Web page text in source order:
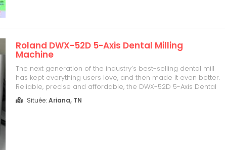
Roland DWX-52D 5-Axis Dental Milling
Machine
The next generation of the industry’s best-selling dental mill
has kept everything users love, and then made it even better.
Reliable, precise and affordable, the DWX-52D 5-Axis Dental
Milling Machine now offers better disc handling, more material
capabilities, improved tool management and other enhanced
Située: Ariana, TN